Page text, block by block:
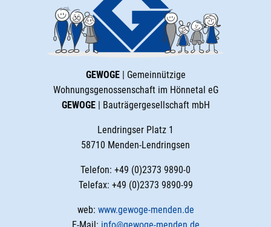
GEWOGE| Gemeinnützige
Wohnungsgenossenschaft im Hönnetal eG
GEWOGE| Bauträgergesellschaft mbH
Lendringser Platz 1
58710 Menden-Lendringsen
Telefon: +49 (0)2373 9890-0
Telefax: +49 (0)2373 9890-99
web: www.gewoge-menden.de